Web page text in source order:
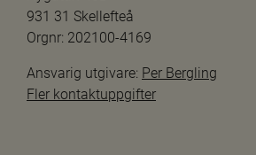
931 31 Skellefteå
Orgnr: 202100-4169
Ansvarig utgivare: Per Bergling
Fler kontaktuppgifter